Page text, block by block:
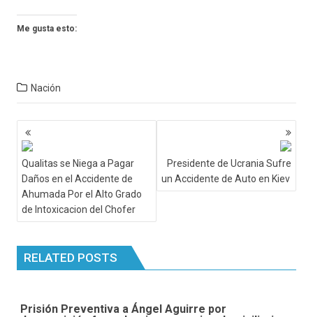
Me gusta esto:
Nación
Navegación
de
entradas
Qualitas se Niega a Pagar
Daños en el Accidente de
Ahumada Por el Alto Grado
de Intoxicacion del Chofer
Presidente de Ucrania Sufre
un Accidente de Auto en Kiev
RELATED POSTS
Prisión Preventiva a Ángel Aguirre por